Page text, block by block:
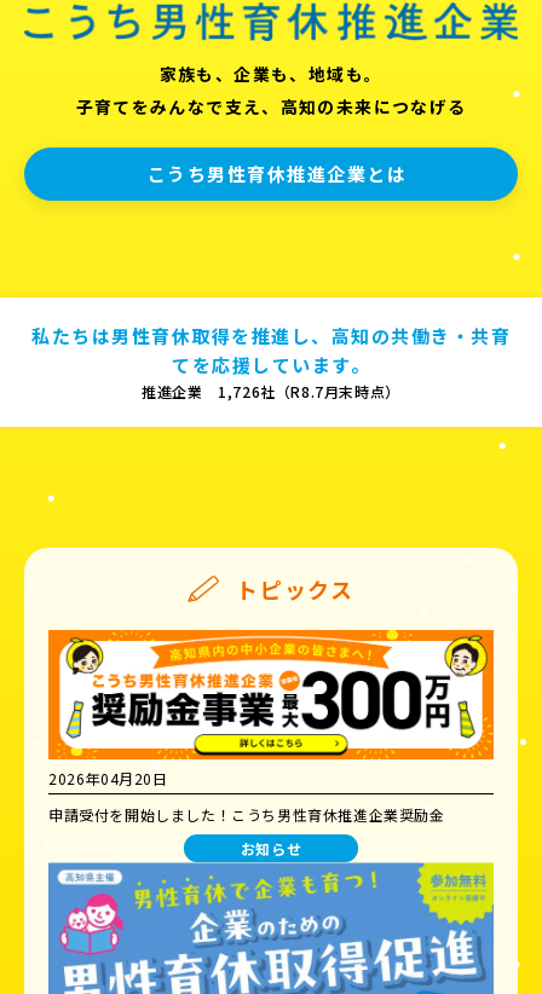
家族も、企業も、地域も。
子育てをみんなで支え、高知の未来につなげる
こうち男性育休推進企業とは
私たちは男性育休取得を推進し、高知の共働き・共育
てを応援しています。
推進企業 1,726社（R8.7月末時点）
トピックス
2026年04月20日
申請受付を開始しました！こうち男性育休推進企業奨励金
お知らせ